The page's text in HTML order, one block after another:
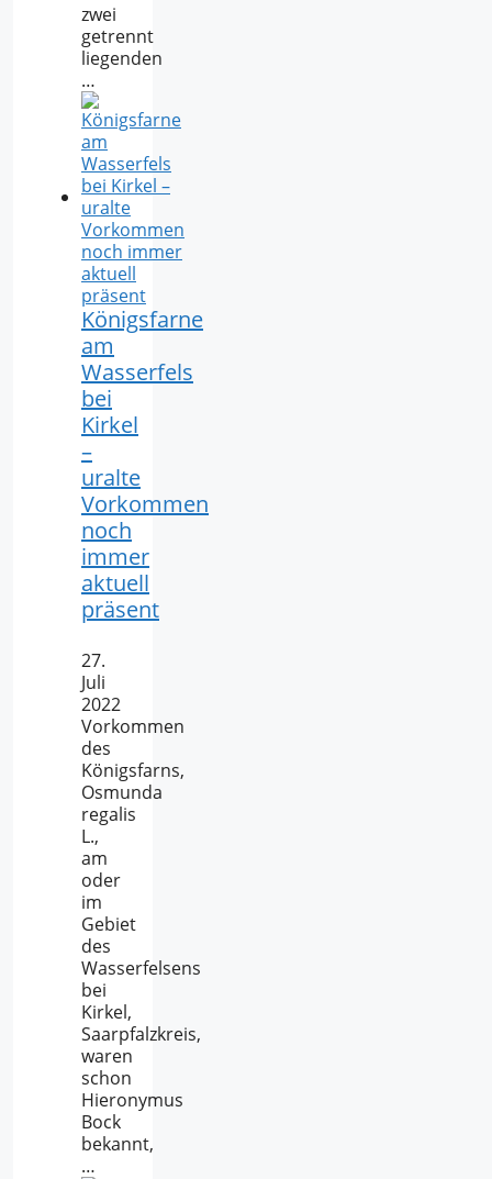
zwei
getrennt
liegenden
…
Königsfarne
am
Wasserfels
bei
Kirkel
–
uralte
Vorkommen
noch
immer
aktuell
präsent
27.
Juli
2022
Vorkommen
des
Königsfarns,
Osmunda
regalis
L.,
am
oder
im
Gebiet
des
Wasserfelsens
bei
Kirkel,
Saarpfalzkreis,
waren
schon
Hieronymus
Bock
bekannt,
…